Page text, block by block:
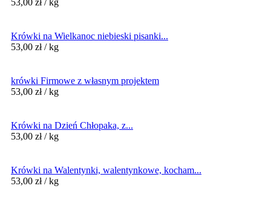
53,00 zł / kg
Krówki na Wielkanoc niebieski pisanki...
53,00 zł / kg
krówki Firmowe z własnym projektem
53,00 zł / kg
Krówki na Dzień Chłopaka, z...
53,00 zł / kg
Krówki na Walentynki, walentynkowe, kocham...
53,00 zł / kg